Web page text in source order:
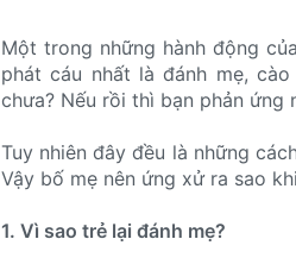
Một trong những hành động
phát cáu nhất là đánh mẹ,
chưa? Nếu rồi thì bạn phản ứng
Tuy nhiên đây đều là những
Vậy bố mẹ nên ứng xử ra sao
1. Vì sao trẻ lại đánh mẹ?